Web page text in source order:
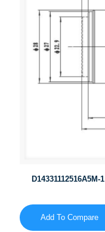
D14331112516A5M-1
Add To Compare